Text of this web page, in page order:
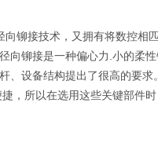
铆接技术，又拥有将数控相
向铆接是一种偏心力.小的柔
、设备结构提出了很高的要求。
，所以在选用这些关键部件